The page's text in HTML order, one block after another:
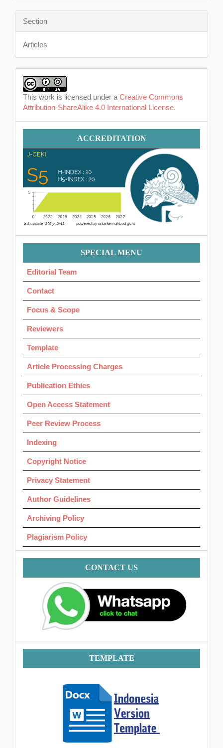
Section
Articles
This work is licensed under a Creative Commons
Attribution-ShareAlike 4.0 International License.
AccreditationACCREDITATION
Menu
Ok
SPECIAL MENU
Editorial Team
Contact
Focus & Scope
Reviewers
Template
Article Processing Charges
Publication Ethics
Open Access Statement
Peer Review Process
Indexing
Copyright Notice
Privacy Statement
Author Guidelines
Archiving Policy
Plagiarism Policy
Contact CONTACT US
Template TEMPLATE